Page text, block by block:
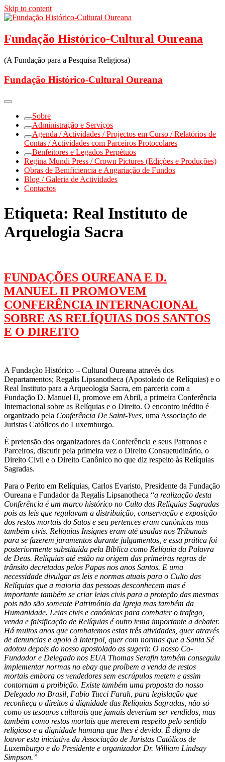
Skip to content
Fundação Histórico-Cultural Oureana
(A Fundação para a Pesquisa Religiosa)
Fundação Histórico-Cultural Oureana
Sobre
Administração e Serviços
Agenda / Actividades / Projectos em Curso / Relatórios de
Contas / Actividades com Parceiros Protocolares
Benfeitores e Legados Perpétuos
Regina Mundi Press / Crown Pictures (Edições e Produções)
Obras de Benificiencia e Angariação de Fundos
Blog / Galeria de Actividades
Contactos
Etiqueta: Real Instituto de
Arquelogia Sacra
FUNDAÇÕES OUREANA E D.
MANUEL II PROMOVEM
CONFERÊNCIA INTERNACIONAL
SOBRE AS RELÍQUIAS DOS SANTOS
E O DIREITO
A Fundação Histórico – Cultural Oureana através dos
Departamentos; Regalis Lipsanotheca (Apostolado de Relíquias) e o
Real Instituto para a Arqueologia Sacra, em parceria com a
Fundação D. Manuel II, promove em Abril, a primeira Conferência
Internacional sobre as Relíquias e o Direito. O encontro inédito é
organizado pela Conferência De Saint-Yves, uma Associação de
Juristas Católicos do Luxemburgo.
É pretensão dos organizadores da Conferência e seus Patronos e
Parceiros, discutir pela primeira vez o Direito Consuetudinário, o
Direito Civil e o Direito Canônico no que diz respeito às Relíquias
Sagradas.
Para o Perito em Relíquias, Carlos Evaristo, Presidente da Fundação
Oureana e Fundador da Regalis Lipsanotheca “a realização desta
Conferência é um marco histórico no Culto das Relíquias Sagradas
pois as leis que regulavam a distribuição, conservação e exposição
dos restos mortais do Satos e seu pertences eram canónicas mas
também civis. Relíquias Insignes eram até usadas nos Tribunais
para se fazerem juramentos durante julgamentos, e essa prática foi
posteriormente substituída pela Bíblica como Relíquia da Palavra
de Deus. Relíquias até estão na origem das primeiras regras de
trânsito decretadas pelos Papas nos anos Santos. E uma
necessidade divulgar as leis e normas atuais para o Culto das
Relíquias que a maioria das pessoas desconhecem mas é
importante também se criar leias civis para a proteção das mesmas
pois não são somente Património da Igreja mas também da
Humanidade. Leias civis e canónicas para combater o trafego,
venda e falsificação de Relíquias é outro tema importante a debater.
Há muitos anos que combatemos estas três atividades, quer através
de denuncias e apoio à Interpol, quer com normas que a Santa Sé
adotou depois do nosso apostolado as sugerir. O nosso Co-
Fundador e Delegado nos EUA Thomas Serafin também conseguiu
implementar normas no ebay que proíbem a venda de restos
mortais embora os vendedores sem escrúpulos metem e assim
contornam a proibição. Existe também uma proposta do nosso
Delegado no Brasil, Fabio Tucci Farah, para legislação que
reconheça o direitos à dignidade das Relíquias Sagradas, não só
como os tesouros culturais que jamais deveriam ser vendidos, mas
também como restos mortais que merecem respeito pelo sentido
religioso e a dignidade humana que lhes é devido. É digno de
louvor esta iniciativa da Associação de Juristas Católicos de
Luxemburgo e do Presidente e organizador Dr. William Lindsay
Simpson.”